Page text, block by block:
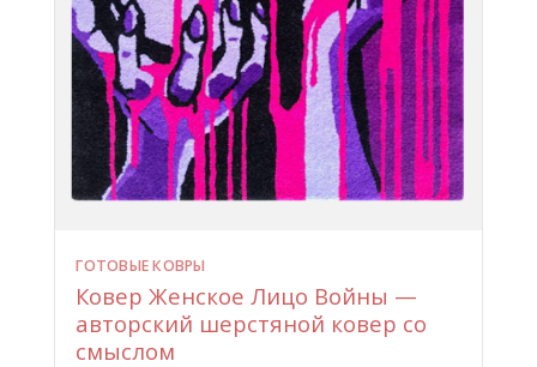
ГОТОВЫЕ КОВРЫ
Ковер Женское Лицо Войны —
авторский шерстяной ковер со
смыслом